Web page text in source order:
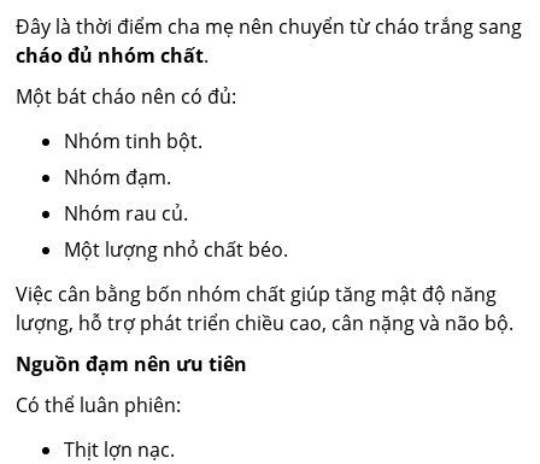
Đây là thời điểm cha mẹ nên chuyển từ cháo trắng sang
cháo đủ nhóm chất.
Một bát cháo nên có đủ:
Nhóm tinh bột.
Nhóm đạm.
Nhóm rau củ.
Một lượng nhỏ chất béo.
Việc cân bằng bốn nhóm chất giúp tăng mật độ năng
lượng, hỗ trợ phát triển chiều cao, cân nặng và não bộ.
Nguồn đạm nên ưu tiên
Có thể luân phiên:
Thịt lợn nạc.